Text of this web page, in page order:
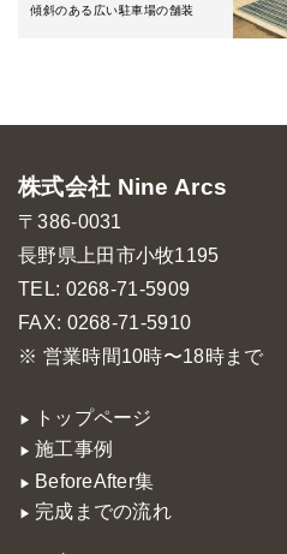
傾斜のある広い駐車場の舗装
株式会社 Nine Arcs
〒386-0031
長野県上田市小牧1195
TEL: 0268-71-5909
FAX: 0268-71-5910
※ 営業時間10時〜18時まで
トップページ
施工事例
BeforeAfter集
完成までの流れ